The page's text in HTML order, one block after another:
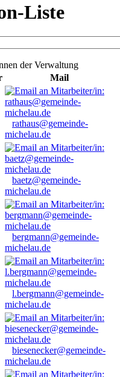
Liste
der Verwaltung
Mail
rathaus@gemeinde-
michelau.de
baetz@gemeinde-
michelau.de
bergmann@gemeinde-
michelau.de
l.bergmann@gemeinde-
michelau.de
biesenecker@gemeinde-
michelau.de